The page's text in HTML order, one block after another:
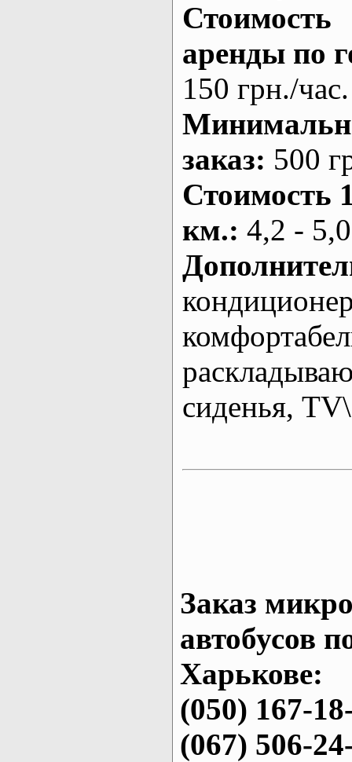
Стоимость
аренды по
150 грн./час.
заказ: 500
Стоимость
км.: 4,2 -
сиденья,
Заказ
автобусов
Харькове:
(050) 167-
(067) 506-